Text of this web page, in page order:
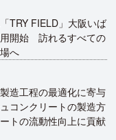
TRY FIELD」大阪いば
用開始 訪れるすべての
へ
造工程の最適化に寄与
コンクリートの製造方
トの流動性向上に貢献